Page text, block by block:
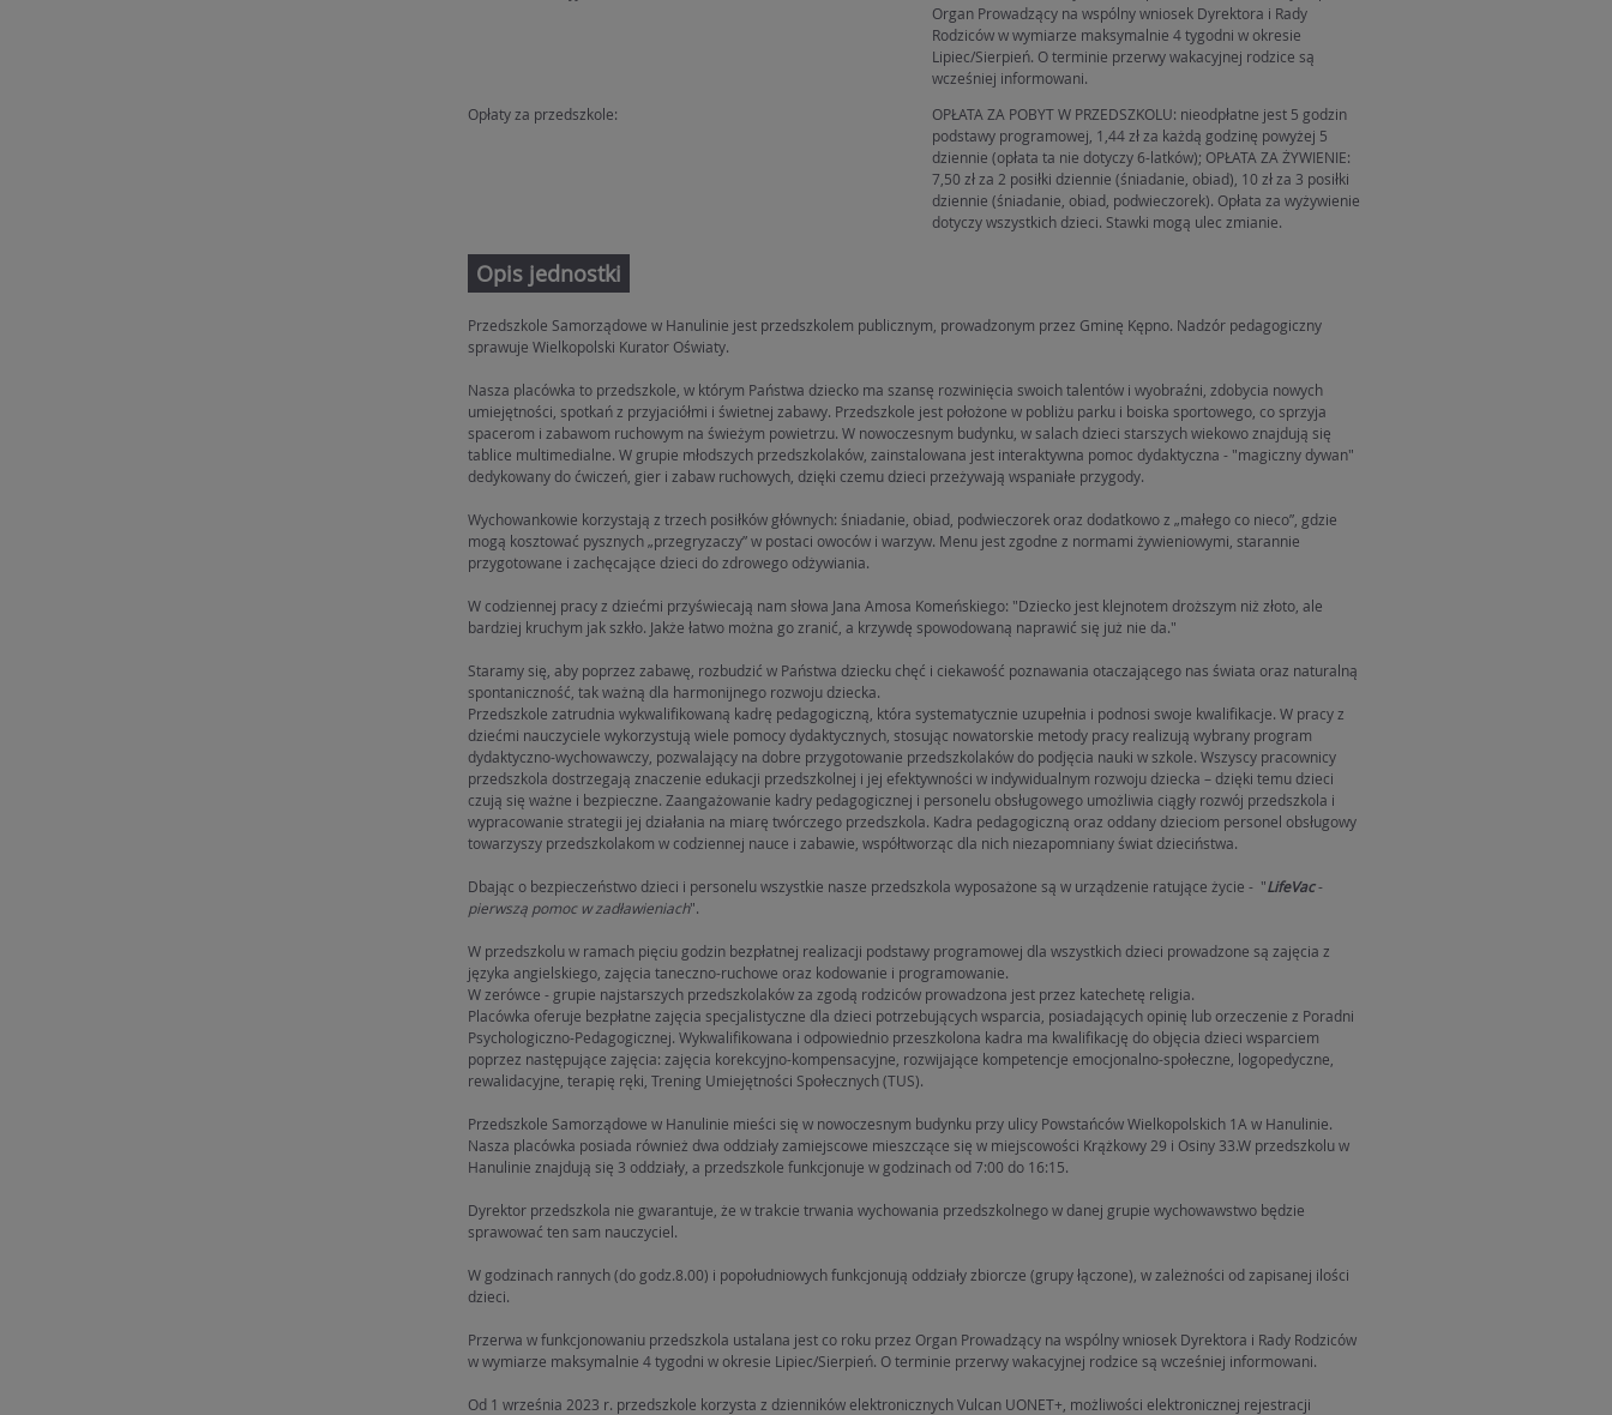
Organ Prowadzący na wspólny wniosek Dyrektora i Rady
Rodziców w wymiarze maksymalnie 4 tygodni w okresie
Lipiec/Sierpień. O terminie przerwy wakacyjnej rodzice są
wcześniej informowani.
Opłaty za przedszkole:
OPŁATA ZA POBYT W PRZEDSZKOLU: nieodpłatne jest 5 godzin
podstawy programowej, 1,44 zł za każdą godzinę powyżej 5
dziennie (opłata ta nie dotyczy 6-latków); OPŁATA ZA ŻYWIENIE:
7,50 zł za 2 posiłki dziennie (śniadanie, obiad), 10 zł za 3 posiłki
dziennie (śniadanie, obiad, podwieczorek). Opłata za wyżywienie
dotyczy wszystkich dzieci. Stawki mogą ulec zmianie.
Opis jednostki
Przedszkole Samorządowe w Hanulinie jest przedszkolem publicznym, prowadzonym przez Gminę Kępno. Nadzór pedagogiczny
sprawuje Wielkopolski Kurator Oświaty.
Nasza placówka to przedszkole, w którym Państwa dziecko ma szansę rozwinięcia swoich talentów i wyobraźni, zdobycia nowych
umiejętności, spotkań z przyjaciółmi i świetnej zabawy. Przedszkole jest położone w pobliżu parku i boiska sportowego, co sprzyja
spacerom i zabawom ruchowym na świeżym powietrzu. W nowoczesnym budynku, w salach dzieci starszych wiekowo znajdują się
tablice multimedialne. W grupie młodszych przedszkolaków, zainstalowana jest interaktywna pomoc dydaktyczna - "magiczny dywan"
dedykowany do ćwiczeń, gier i zabaw ruchowych, dzięki czemu dzieci przeżywają wspaniałe przygody.
Wychowankowie korzystają z trzech posiłków głównych: śniadanie, obiad, podwieczorek oraz dodatkowo z „małego co nieco”, gdzie
mogą kosztować pysznych „przegryzaczy” w postaci owoców i warzyw. Menu jest zgodne z normami żywieniowymi, starannie
przygotowane i zachęcające dzieci do zdrowego odżywiania.
W codziennej pracy z dziećmi przyświecają nam słowa Jana Amosa Komeńskiego: "Dziecko jest klejnotem droższym niż złoto, ale
bardziej kruchym jak szkło. Jakże łatwo można go zranić, a krzywdę spowodowaną naprawić się już nie da."
Staramy się, aby poprzez zabawę, rozbudzić w Państwa dziecku chęć i ciekawość poznawania otaczającego nas świata oraz naturalną
spontaniczność, tak ważną dla harmonijnego rozwoju dziecka.
Przedszkole zatrudnia wykwalifikowaną kadrę pedagogiczną, która systematycznie uzupełnia i podnosi swoje kwalifikacje. W pracy z
dziećmi nauczyciele wykorzystują wiele pomocy dydaktycznych, stosując nowatorskie metody pracy realizują wybrany program
dydaktyczno-wychowawczy, pozwalający na dobre przygotowanie przedszkolaków do podjęcia nauki w szkole. Wszyscy pracownicy
przedszkola dostrzegają znaczenie edukacji przedszkolnej i jej efektywności w indywidualnym rozwoju dziecka – dzięki temu dzieci
czują się ważne i bezpieczne. Zaangażowanie kadry pedagogicznej i personelu obsługowego umożliwia ciągły rozwój przedszkola i
wypracowanie strategii jej działania na miarę twórczego przedszkola. Kadra pedagogiczną oraz oddany dzieciom personel obsługowy
towarzyszy przedszkolakom w codziennej nauce i zabawie, współtworząc dla nich niezapomniany świat dzieciństwa.
Dbając o bezpieczeństwo dzieci i personelu wszystkie nasze przedszkola wyposażone są w urządzenie ratujące życie - "LifeVac-
pierwszą pomoc w zadławieniach".
W przedszkolu w ramach pięciu godzin bezpłatnej realizacji podstawy programowej dla wszystkich dzieci prowadzone są zajęcia z
języka angielskiego, zajęcia taneczno-ruchowe oraz kodowanie i programowanie.
W zerówce - grupie najstarszych przedszkolaków za zgodą rodziców prowadzona jest przez katechetę religia.
Placówka oferuje bezpłatne zajęcia specjalistyczne dla dzieci potrzebujących wsparcia, posiadających opinię lub orzeczenie z Poradni
Psychologiczno-Pedagogicznej. Wykwalifikowana i odpowiednio przeszkolona kadra ma kwalifikację do objęcia dzieci wsparciem
poprzez następujące zajęcia: zajęcia korekcyjno-kompensacyjne, rozwijające kompetencje emocjonalno-społeczne, logopedyczne,
rewalidacyjne, terapię ręki, Trening Umiejętności Społecznych (TUS).
Przedszkole Samorządowe w Hanulinie mieści się w nowoczesnym budynku przy ulicy Powstańców Wielkopolskich 1A w Hanulinie.
Nasza placówka posiada również dwa oddziały zamiejscowe mieszczące się w miejscowości Krążkowy 29 i Osiny 33.W przedszkolu w
Hanulinie znajdują się 3 oddziały, a przedszkole funkcjonuje w godzinach od 7:00 do 16:15.
Dyrektor przedszkola nie gwarantuje, że w trakcie trwania wychowania przedszkolnego w danej grupie wychowawstwo będzie
sprawować ten sam nauczyciel.
W godzinach rannych (do godz.8.00) i popołudniowych funkcjonują oddziały zbiorcze (grupy łączone), w zależności od zapisanej ilości
dzieci.
Przerwa w funkcjonowaniu przedszkola ustalana jest co roku przez Organ Prowadzący na wspólny wniosek Dyrektora i Rady Rodziców
w wymiarze maksymalnie 4 tygodni w okresie Lipiec/Sierpień. O terminie przerwy wakacyjnej rodzice są wcześniej informowani.
Od 1 września 2023 r. przedszkole korzysta z dzienników elektronicznych Vulcan UONET+, możliwości elektronicznej rejestracji